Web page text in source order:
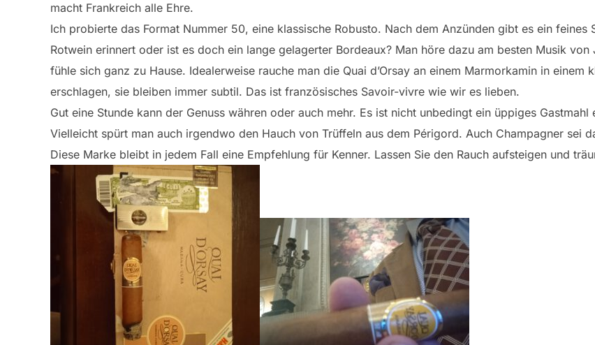
macht Frankreich alle Ehre.
Ich probierte das Format Nummer 50, eine klassische Robusto. Nach dem Anzünden gibt es ein
Rotwein erinnert oder ist es doch ein lange gelagerter Bordeaux? Man höre dazu am besten Musik
fühle sich ganz zu Hause. Idealerweise rauche man die Quai d’Orsay an einem Marmorkamin in einem
erschlagen, sie bleiben immer subtil. Das ist französisches Savoir-vivre wie wir es lieben.
Gut eine Stunde kann der Genuss währen oder auch mehr. Es ist nicht unbedingt ein üppiges
Vielleicht spürt man auch irgendwo den Hauch von Trüffeln aus dem Périgord. Auch Champagner sei
Diese Marke bleibt in jedem Fall eine Empfehlung für Kenner. Lassen Sie den Rauch aufsteigen und